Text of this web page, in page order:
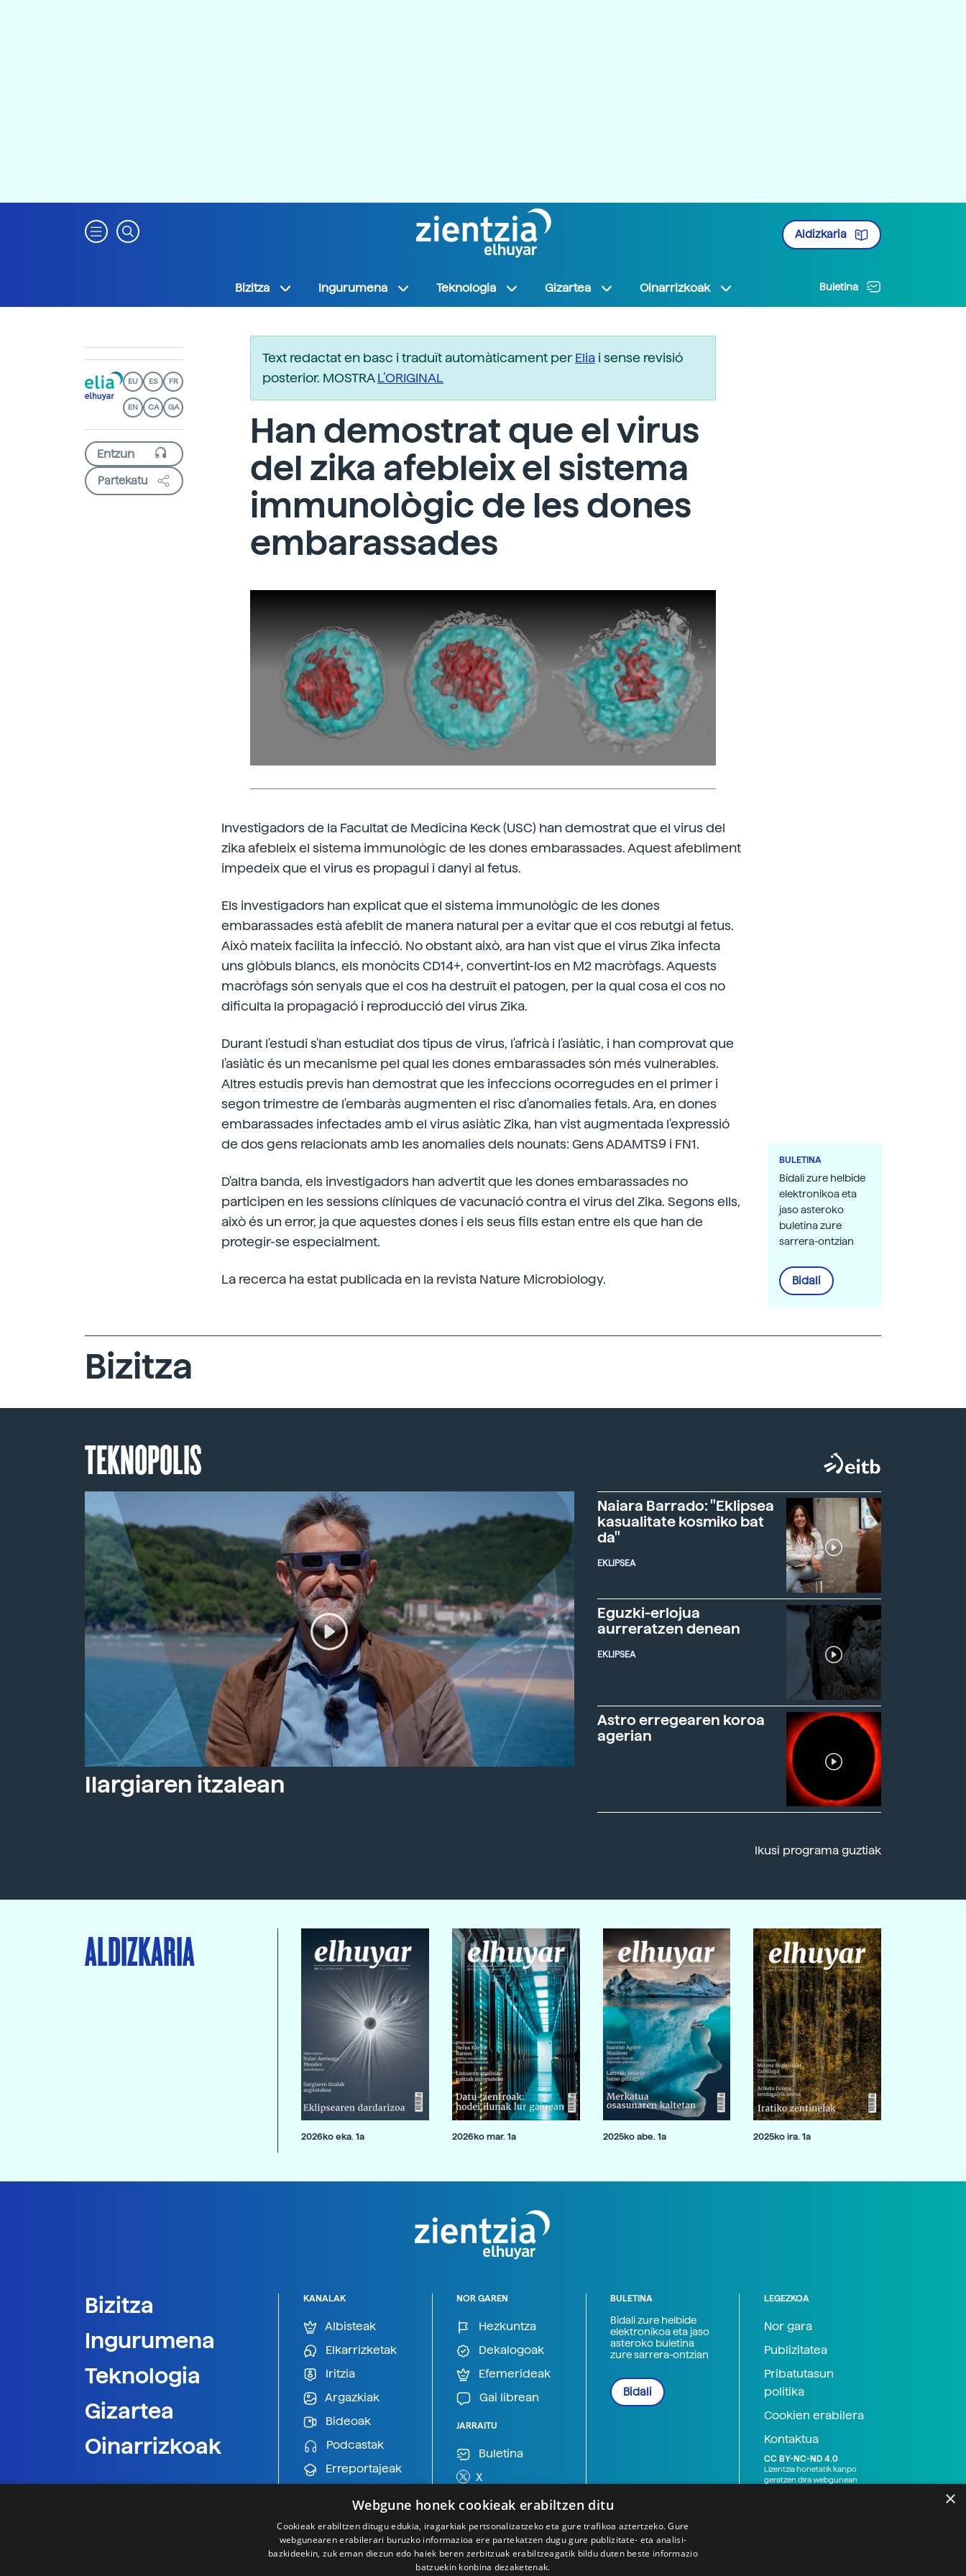
Aldizkaria
Bizitza Ingurumena Teknologia Gizartea Oinarrizkoak Buletina
EU ES FR
EN CA GA
Partekatu
Text redactat en basc i traduït automàticament perElia i sense revisió
posterior. MOSTRAL’ORIGINAL
Han demostrat que el virus
del zika afebleix el sistema
immunològic de les dones
embarassades
Investigadors de la Facultat de Medicina Keck (USC) han demostrat que el virus del
zika afebleix el sistema immunològic de les dones embarassades. Aquest afebliment
impedeix que el virus es propagui i danyi al fetus.
Els investigadors han explicat que el sistema immunològic de les dones
embarassades està afeblit de manera natural per a evitar que el cos rebutgi al fetus.
Això mateix facilita la infecció. No obstant això, ara han vist que el virus Zika infecta
uns glòbuls blancs, els monòcits CD14+, convertint-los en M2 macròfags. Aquests
macròfags són senyals que el cos ha destruït el patogen, per la qual cosa el cos no
dificulta la propagació i reproducció del virus Zika.
Durant l'estudi s'han estudiat dos tipus de virus, l'africà i l'asiàtic, i han comprovat que
l'asiàtic és un mecanisme pel qual les dones embarassades són més vulnerables.
Altres estudis previs han demostrat que les infeccions ocorregudes en el primer i
segon trimestre de l'embaràs augmenten el risc d'anomalies fetals. Ara, en dones
embarassades infectades amb el virus asiàtic Zika, han vist augmentada l'expressió
de dos gens relacionats amb les anomalies dels nounats: Gens ADAMTS9 i FN1.
D'altra banda, els investigadors han advertit que les dones embarassades no
participen en les sessions clíniques de vacunació contra el virus del Zika. Segons ells,
això és un error, ja que aquestes dones i els seus fills estan entre els que han de
protegir-se especialment.
La recerca ha estat publicada en la revista Nature Microbiology.
BULETINA
Bidali zure helbide
elektronikoa eta
jaso asteroko
buletina zure
sarrera-ontzian
Bidali
Bizitza
TEKNOPOLIS
Ilargiaren itzalean
Naiara Barrado: "Eklipsea
kasualitate kosmiko bat
da"
EKLIPSEA
Eguzki-erlojua
aurreratzen denean
EKLIPSEA
Astro erregearen koroa
agerian
Ikusi programa guztiak
ALDIZKARIA
2026ko eka. 1a 2026ko mar. 1a 2025ko abe. 1a 2025ko ira. 1a
Bizitza
Ingurumena
Teknologia
Gizartea
Oinarrizkoak
KANALAK
Albisteak
Elkarrizketak
Iritzia
Argazkiak
Bideoak
Podcastak
Erreportajeak
NOR GAREN
Hezkuntza
Dekalogoak
Efemerideak
Gai librean
JARRAITU
Buletina
X
BlueSky
Mastodon
Telegram
BULETINA
Bidali zure helbide
elektronikoa eta jaso
asteroko buletina
zure sarrera-ontzian
Bidali
LEGEZKOA
Nor gara
Publizitatea
Pribatutasun
politika
Cookien erabilera
Kontaktua
CC BY-NC-ND 4.0
Lizentzia honetatik kanpo
geratzen dira webgunean
×
Webgune honek cookieak erabiltzen ditu
Cookieak erabiltzen ditugu edukia, iragarkiak pertsonalizatzeko eta gure trafikoa aztertzeko. Gure
webgunearen erabilerari buruzko informazioa ere partekatzen dugu gure publizitate- eta analisi-
bazkideekin, zuk eman diezun edo haiek beren zerbitzuak erabiltzeagatik bildu duten beste informazio
batzuekin konbina dezaketenak.